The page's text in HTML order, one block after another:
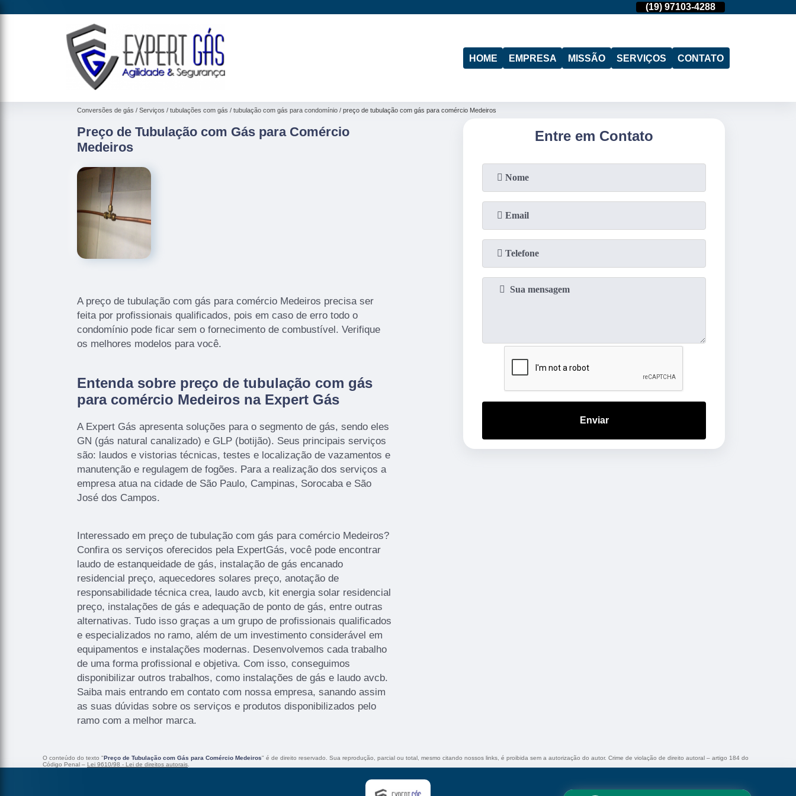
(19) 97103-4288
HOME EMPRESA MISSÃO SERVIÇOS CONTATO
Conversões de gás Serviços tubulações com gás tubulação com gás para condomínio preço de tubulação com gás para comércio Medeiros
Preço de Tubulação com Gás para Comércio
Medeiros
A preço de tubulação com gás para comércio Medeiros precisa ser
feita por profissionais qualificados, pois em caso de erro todo o
condomínio pode ficar sem o fornecimento de combustível. Verifique
os melhores modelos para você.
Entenda sobre preço de tubulação com gás
para comércio Medeiros na Expert Gás
A Expert Gás apresenta soluções para o segmento de gás, sendo eles
GN (gás natural canalizado) e GLP (botijão). Seus principais serviços
são: laudos e vistorias técnicas, testes e localização de vazamentos e
manutenção e regulagem de fogões. Para a realização dos serviços a
empresa atua na cidade de São Paulo, Campinas, Sorocaba e São
José dos Campos.
Interessado em preço de tubulação com gás para comércio Medeiros?
Confira os serviços oferecidos pela ExpertGás, você pode encontrar
laudo de estanqueidade de gás, instalação de gás encanado
residencial preço, aquecedores solares preço, anotação de
responsabilidade técnica crea, laudo avcb, kit energia solar residencial
preço, instalações de gás e adequação de ponto de gás, entre outras
alternativas. Tudo isso graças a um grupo de profissionais qualificados
e especializados no ramo, além de um investimento considerável em
equipamentos e instalações modernas. Desenvolvemos cada trabalho
de uma forma profissional e objetiva. Com isso, conseguimos
disponibilizar outros trabalhos, como instalações de gás e laudo avcb.
Saiba mais entrando em contato com nossa empresa, sanando assim
as suas dúvidas sobre os serviços e produtos disponibilizados pelo
ramo com a melhor marca.
Entre em Contato
Enviar
O conteúdo do texto "Preço de Tubulação com Gás para Comércio Medeiros" é de direito reservado. Sua reprodução, parcial ou total, mesmo citando nossos links, é proibida sem a autorização do autor. Crime de violação de direito autoral – artigo 184 do
Código Penal – Lei 9610/98 - Lei de direitos autorais